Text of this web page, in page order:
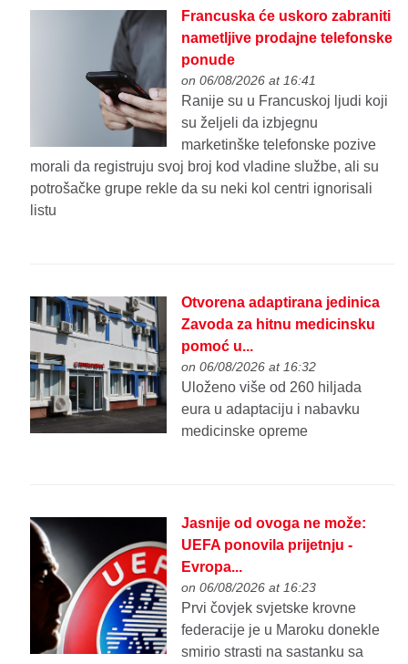
Francuska će uskoro zabraniti
nametljive prodajne telefonske
ponude
on 06/08/2026 at 16:41
Ranije su u Francuskoj ljudi koji
su željeli da izbjegnu
marketinške telefonske pozive
morali da registruju svoj broj kod vladine službe, ali su
potrošačke grupe rekle da su neki kol centri ignorisali
listu
Otvorena adaptirana jedinica
Zavoda za hitnu medicinsku
pomoć u...
on 06/08/2026 at 16:32
Uloženo više od 260 hiljada
eura u adaptaciju i nabavku
medicinske opreme
Jasnije od ovoga ne može:
UEFA ponovila prijetnju -
Evropa...
on 06/08/2026 at 16:23
Prvi čovjek svjetske krovne
federacije je u Maroku donekle
smirio strasti na sastanku sa